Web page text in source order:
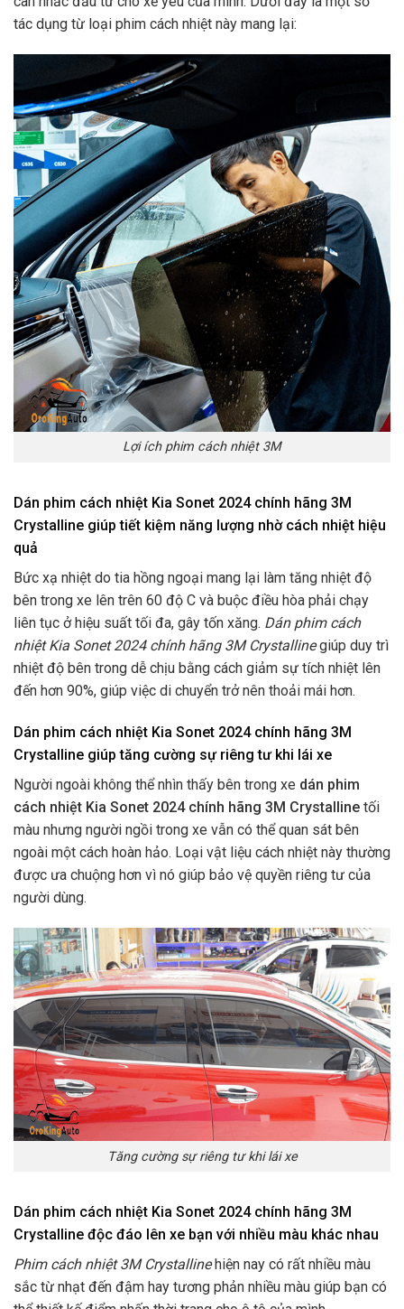
tác dụng từ loại phim cách nhiệt này mang lại:
Lợi ích phim cách nhiệt 3M
Dán phim cách nhiệt Kia Sonet 2024 chính hãng 3M
Crystalline giúp tiết kiệm năng lượng nhờ cách nhiệt hiệu
quả
Bức xạ nhiệt do tia hồng ngoại mang lại làm tăng nhiệt độ
bên trong xe lên trên 60 độ C và buộc điều hòa phải chạy
liên tục ở hiệu suất tối đa, gây tốn xăng. Dán phim cách
nhiệt Kia Sonet 2024 chính hãng 3M Crystallinegiúp duy trì
nhiệt độ bên trong dễ chịu bằng cách giảm sự tích nhiệt lên
đến hơn 90%, giúp việc di chuyển trở nên thoải mái hơn.
Dán phim cách nhiệt Kia Sonet 2024 chính hãng 3M
Crystalline giúp tăng cường sự riêng tư khi lái xe
Người ngoài không thể nhìn thấy bên trong xe dán phim
cách nhiệt Kia Sonet 2024 chính hãng 3M Crystalline tối
màu nhưng người ngồi trong xe vẫn có thể quan sát bên
ngoài một cách hoàn hảo. Loại vật liệu cách nhiệt này thường
được ưa chuộng hơn vì nó giúp bảo vệ quyền riêng tư của
người dùng.
Tăng cường sự riêng tư khi lái xe
Dán phim cách nhiệt Kia Sonet 2024 chính hãng 3M
Crystalline độc đáo lên xe bạn với nhiều màu khác nhau
Phim cách nhiệt 3M Crystallinehiện nay có rất nhiều màu
sắc từ nhạt đến đậm hay tương phản nhiều màu giúp bạn có